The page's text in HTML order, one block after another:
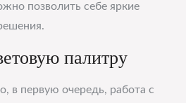
позволить себе яркие
палитру
в первую очередь, работа с